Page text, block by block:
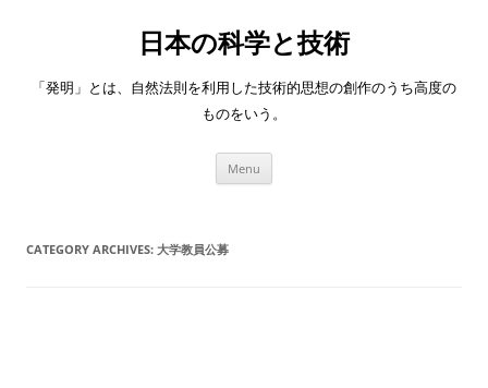
日本の科学と技術
「発明」とは、自然法則を利用した技術的思想の創作のうち高度の
ものをいう。
Menu
CATEGORY ARCHIVES: 大学教員公募